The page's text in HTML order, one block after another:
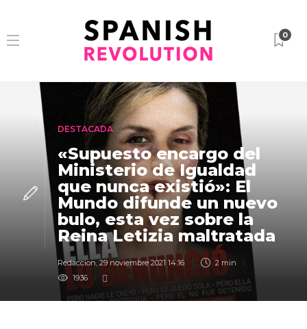
0
DESTACADA
«Supuesto encargo del
Ministerio de Igualdad
que nunca existió»: El
Mundo difunde un nuevo
bulo, esta vez sobre la
Reina Letizia maltratada
Redaccion, 29 noviembre 2021 14:16
2 min
1936